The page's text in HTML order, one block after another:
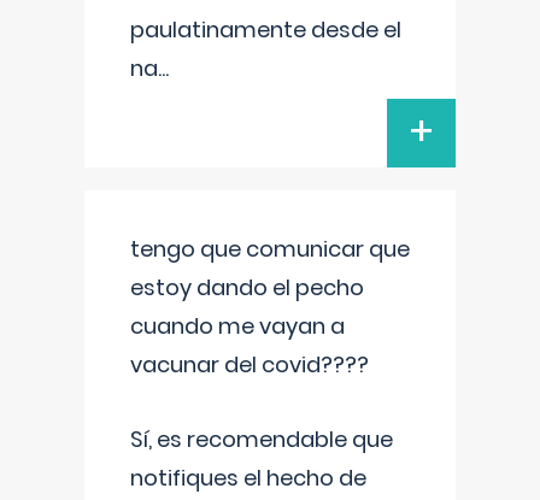
paulatinamente desde el
na...
+
tengo que comunicar que
estoy dando el pecho
cuando me vayan a
vacunar del covid????
Sí, es recomendable que
notifiques el hecho de